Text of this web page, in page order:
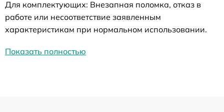
Для комплектующих: Внезапная поломка, отказ в
работе или несоответствие заявленным
характеристикам при нормальном использовании.
Показать полностью